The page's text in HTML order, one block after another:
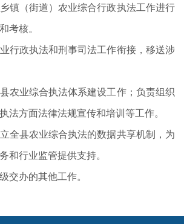
乡镇（街道）农业综合行政执法工作进行
考核。
业行政执法和刑事司法工作衔接，移送涉
县农业综合执法体系建设工作；负责组织
法方面法律法规宣传和培训等工作。
立全县农业综合执法的数据共享机制，为
和行业监管提供支持。
交办的其他工作。